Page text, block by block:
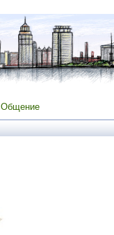
Общение